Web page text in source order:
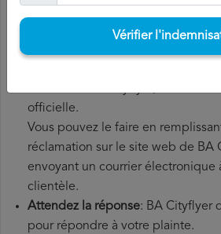
officielle.
Vous pouvez le faire en
réclamation sur le site web de BA
envoyant un courrier électronique
clientèle.
Attendez la réponse: BA Cityflyer
pour répondre à votre plainte.
Vérifier